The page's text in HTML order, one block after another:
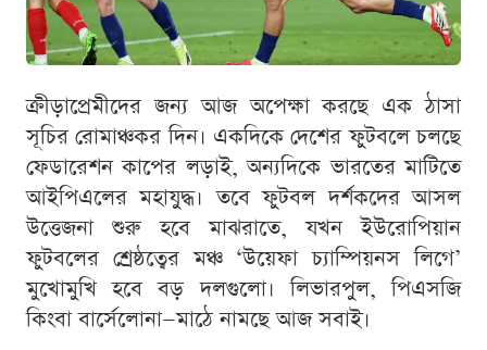
ক্রীড়াপ্রেমীদের জন্য আজ অপেক্ষা করছে এক ঠাসা
সূচির রোমাঞ্চকর দিন। একদিকে দেশের ফুটবলে চলছে
ফেডারেশন কাপের লড়াই, অন্যদিকে ভারতের মাটিতে
আইপিএলের মহাযুদ্ধ। তবে ফুটবল দর্শকদের আসল
উত্তেজনা শুরু হবে মাঝরাতে, যখন ইউরোপিয়ান
ফুটবলের শ্রেষ্ঠত্বের মঞ্চ ‘উয়েফা চ্যাম্পিয়নস লিগে’
মুখোমুখি হবে বড় দলগুলো। লিভারপুল, পিএসজি
কিংবা বার্সেলোনা—মাঠে নামছে আজ সবাই।